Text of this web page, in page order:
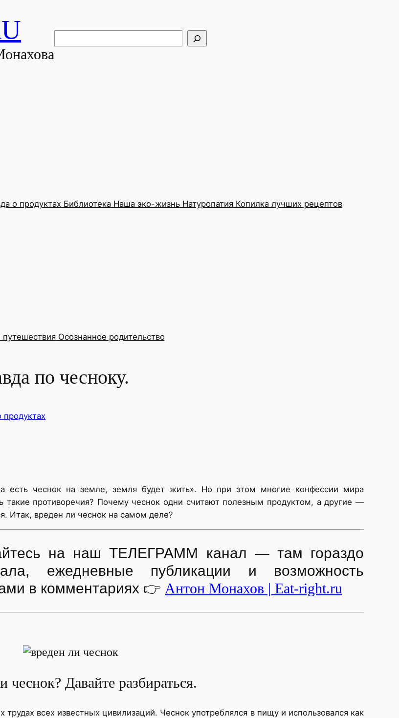
о продуктах БиблиотекаНаша эко-жизньНатуропатияКопилка лучших рецептов
путешествияОсознанное родительство
по чесноку.
продуктах
есть чеснок на земле, земля будет жить». Но при этом многие конфессии мира
такие противоречия? Почему чеснок одни считают полезным продуктом, а другие —
Итак, вреден ли чеснок на самом деле?
на наш ТЕЛЕГРАММ канал — там гораздо
ежедневные публикации и возможность
в комментариях 👉 Антон Монахов | Eat-right.ru
чеснок? Давайте разбираться.
всех известных цивилизаций. Чеснок употреблялся в пищу и использовался как